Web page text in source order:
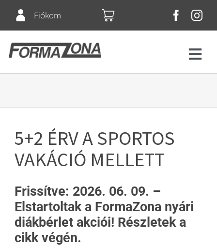
content
Fiókom
Csoportos órák
Árlista
Blog
5+2 ÉRV A SPORTOS
VAKÁCIÓ MELLETT
Frissítve: 2026. 06. 09. –
Elstartoltak a FormaZona nyári
diákbérlet akciói! Részletek a
cikk végén.